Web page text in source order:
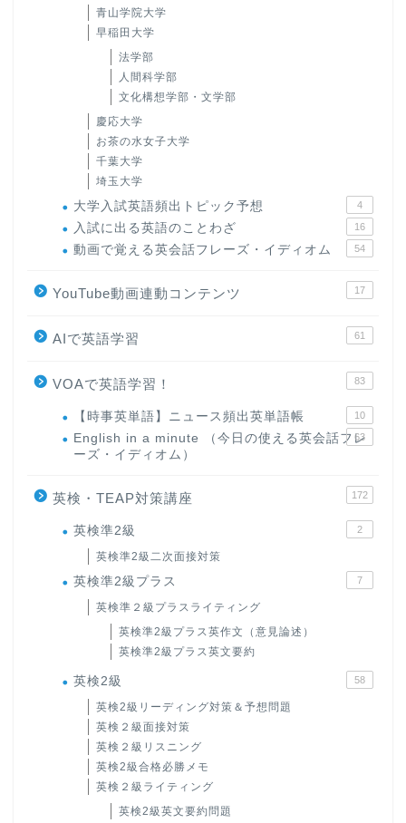
青山学院大学
早稲田大学
法学部
人間科学部
文化構想学部・文学部
慶応大学
お茶の水女子大学
千葉大学
埼玉大学
大学入試英語頻出トピック予想 4
入試に出る英語のことわざ 16
動画で覚える英会話フレーズ・イディオム 54
YouTube動画連動コンテンツ 17
AIで英語学習 61
VOAで英語学習！ 83
【時事英単語】ニュース頻出英単語帳 10
English in a minute （今日の使える英会話フレ
ーズ・イディオム）
63
英検・TEAP対策講座 172
英検準2級 2
英検準2級二次面接対策
英検準2級プラス 7
英検準２級プラスライティング
英検準2級プラス英作文（意見論述）
英検準2級プラス英文要約
英検2級 58
英検2級リーディング対策＆予想問題
英検２級面接対策
英検２級リスニング
英検2級合格必勝メモ
英検２級ライティング
英検2級英文要約問題